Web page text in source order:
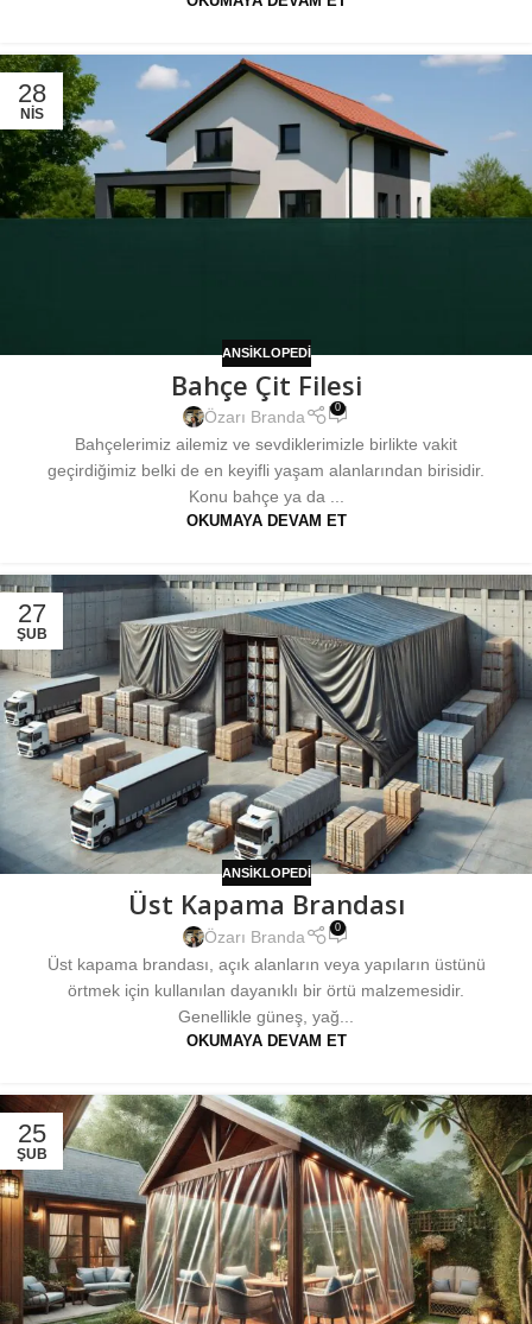
28
NIS
ANSIKLOPEDI
Bahçe Çit Filesi
Özarı Branda 0
Bahçelerimiz ailemiz ve sevdiklerimizle birlikte vakit
geçirdiğimiz belki de en keyifli yaşam alanlarından birisidir.
Konu bahçe ya da ...
OKUMAYA DEVAM ET
27
ŞUB
ANSIKLOPEDI
Üst Kapama Brandası
Özarı Branda 0
Üst kapama brandası, açık alanların veya yapıların üstünü
örtmek için kullanılan dayanıklı bir örtü malzemesidir.
Genellikle güneş, yağ...
OKUMAYA DEVAM ET
25
ŞUB